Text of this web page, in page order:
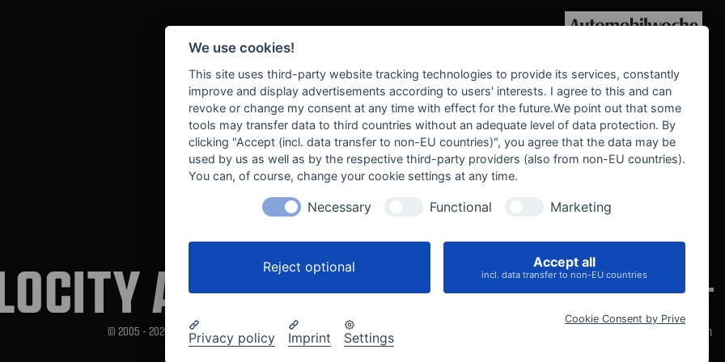
WE SUPPORT
AUTOMOTIVE
© 2005 - 2026 Velocity Automotive Cookie-Einstellungen
We use cookies!
This site uses third-party website tracking technologies to provide its services, constantly
improve and display advertisements according to users' interests. I agree to this and can
revoke or change my consent at any time with effect for the future.We point out that some
tools may transfer data to third countries without an adequate level of data protection. By
clicking "Accept (incl. data transfer to non-EU countries)", you agree that the data may be
used by us as well as by the respective third-party providers (also from non-EU countries).
You can, of course, change your cookie settings at any time.
Necessary Functional Marketing
Reject optional Accept all
incl. data transfer to non-EU countries
Privacy policy Imprint Settings
Cookie Consent by Prive